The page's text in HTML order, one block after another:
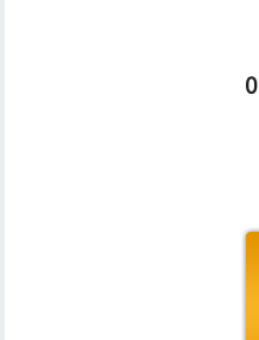
پکیج آموزش تکمیلی سئو 0